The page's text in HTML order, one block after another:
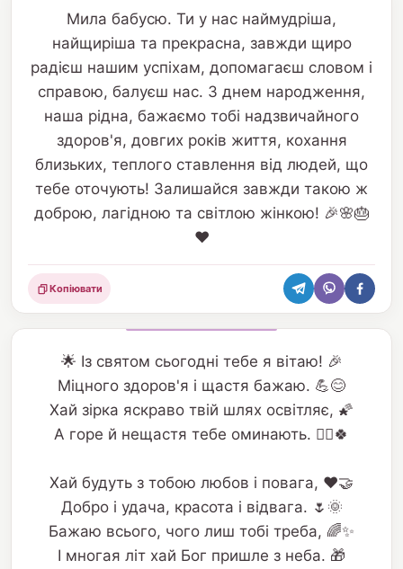
Мила бабусю. Ти у нас наймудріша,
найщиріша та прекрасна, завжди щиро
радієш нашим успіхам, допомагаєш словом і
справою, балуєш нас. З днем народження,
наша рідна, бажаємо тобі надзвичайного
здоров'я, довгих років життя, кохання
близьких, теплого ставлення від людей, що
тебе оточують! Залишайся завжди такою ж
доброю, лагідною та світлою жінкою! 🎉🌸🎂
❤️
Поділитися
Копіювати
🌟 Із святом сьогодні тебе я вітаю! 🎉
Міцного здоров'я і щастя бажаю. 💪😊
Хай зірка яскраво твій шлях освітляє, 🌠
А горе й нещастя тебе оминають. 🙅‍♂️🍀
Хай будуть з тобою любов і повага, ❤️🤝
Добро і удача, красота і відвага. 🌷🌞
Бажаю всього, чого лиш тобі треба, 🌈✨
І многая літ хай Бог пришле з неба. 🎁